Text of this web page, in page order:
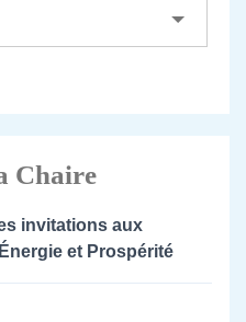
Chaire
invitations aux
et Prospérité